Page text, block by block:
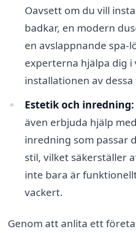
Oavsett om du vill
badkar, en modern
en avslappnande spa-
experterna hjälpa dig i
installationen av
Estetik och inredning:
även erbjuda hjälp
inredning som passar
stil, vilket säkerställer
inte bara är
vackert.
Genom att anlita ett